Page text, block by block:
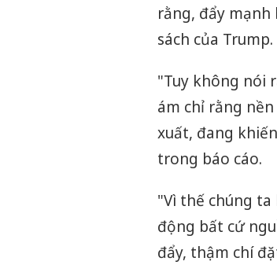
rằng, đẩy
sách của Trump.
"Tuy không nói
ám chỉ rằng
xuất, đang
trong báo cáo.
"Vì thế chúng
động bất cứ
đẩy, thậm chí